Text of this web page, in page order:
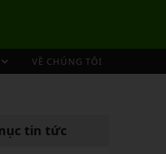
VỀ CHÚNG TÔI
tin tức